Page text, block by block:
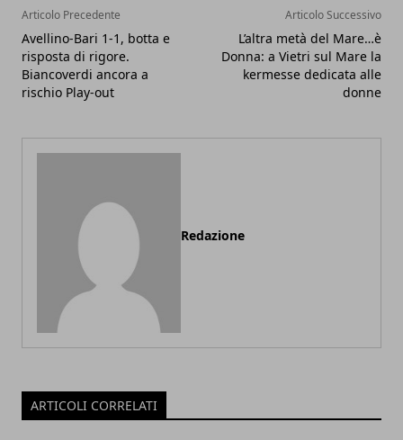
Articolo Precedente
Avellino-Bari 1-1, botta e
risposta di rigore.
Biancoverdi ancora a
rischio Play-out
Articolo Successivo
L’altra metà del Mare…è
Donna: a Vietri sul Mare la
kermesse dedicata alle
donne
Redazione
ARTICOLI CORRELATI